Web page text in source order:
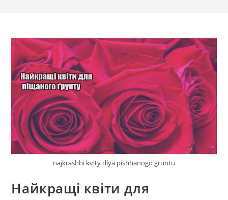
najkrashhi kvity dlya pishhanogo gruntu
Найкращі квіти для